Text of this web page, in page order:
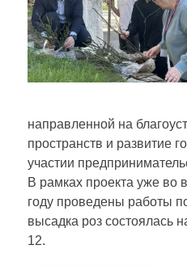
направленной на
пространств и развитие
участии
В рамках проекта уже во
году проведены работы
высадка роз состоялась
12.